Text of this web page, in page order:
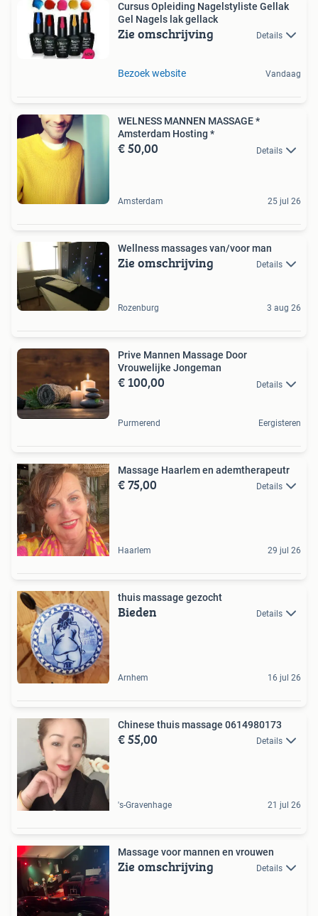
Cursus Opleiding Nagelstyliste Gellak
Gel Nagels lak gellack
Zie omschrijving Details
Bezoek website Vandaag
WELNESS MANNEN MASSAGE *
Amsterdam Hosting *
€ 50,00 Details
Amsterdam 25 jul 26
Wellness massages van/voor man
Zie omschrijving Details
Rozenburg 3 aug 26
Prive Mannen Massage Door
Vrouwelijke Jongeman
€ 100,00 Details
Purmerend Eergisteren
Massage Haarlem en ademtherapeutr
€ 75,00 Details
Haarlem 29 jul 26
thuis massage gezocht
Bieden Details
Arnhem 16 jul 26
Chinese thuis massage 0614980173
€ 55,00 Details
's-Gravenhage 21 jul 26
Massage voor mannen en vrouwen
Zie omschrijving Details